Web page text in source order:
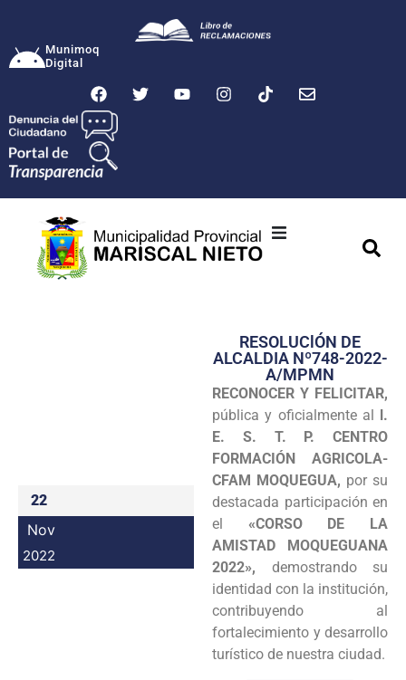
Munimoq
Digital
Transparencia
Seguridad
Programas
Intranet
22
Nov
2022
RESOLUClÓN DE
ALCALDIA Nº748-2022-
A/MPMN
RECONOCER Y FELICITAR,
pública y oficialmente al l.
E. S. T. P. CENTRO
FORMACIÓN AGRICOLA-
CFAM MOQUEGUA, por su
destacada participación en
el «CORSO DE LA
AMISTAD MOQUEGUANA
2022», demostrando su
identidad con la institución,
contribuyendo al
fortalecimiento y desarrollo
turístico de nuestra ciudad.